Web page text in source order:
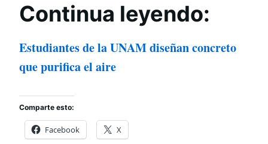
Continua leyendo:
Estudiantes de la UNAM diseñan concreto
que purifica el aire
Comparte esto:
Facebook X